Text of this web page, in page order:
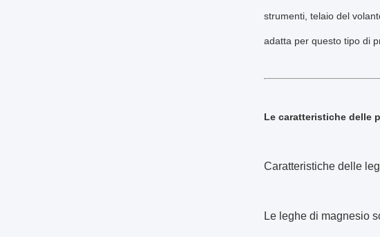
strumenti, telaio del
adatta per questo tipo di
Le caratteristiche delle
Caratteristiche delle
Le leghe di magnesio